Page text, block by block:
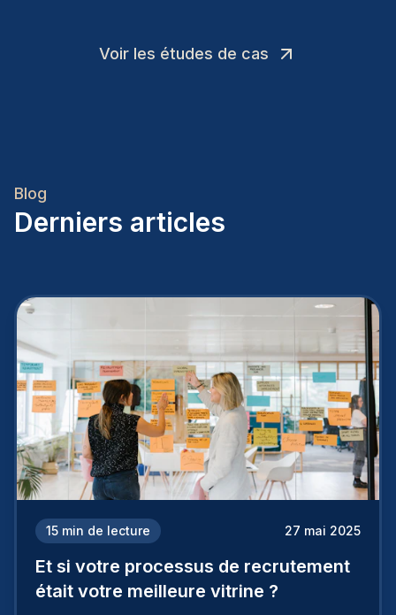
Voir les études de cas
Blog
Derniers articles
15 min de lecture 27 mai 2025
Et si votre processus de recrutement
était votre meilleure vitrine ?